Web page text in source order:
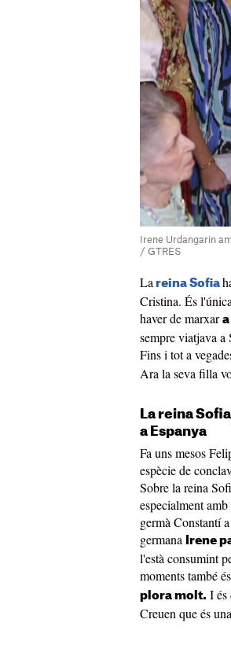
Irene Urdangarin
/ GTRES
La reina Sofia
Cristina. És
haver de marxar
sempre viatjava a
Fins i tot a
Ara la seva filla
La reina
a Espanya
Fa uns mesos
espècie de
Sobre la reina
especialment
germà Constantí
germana
Irene
l'està consumint
moments també
plora molt. I és
Creuen que és